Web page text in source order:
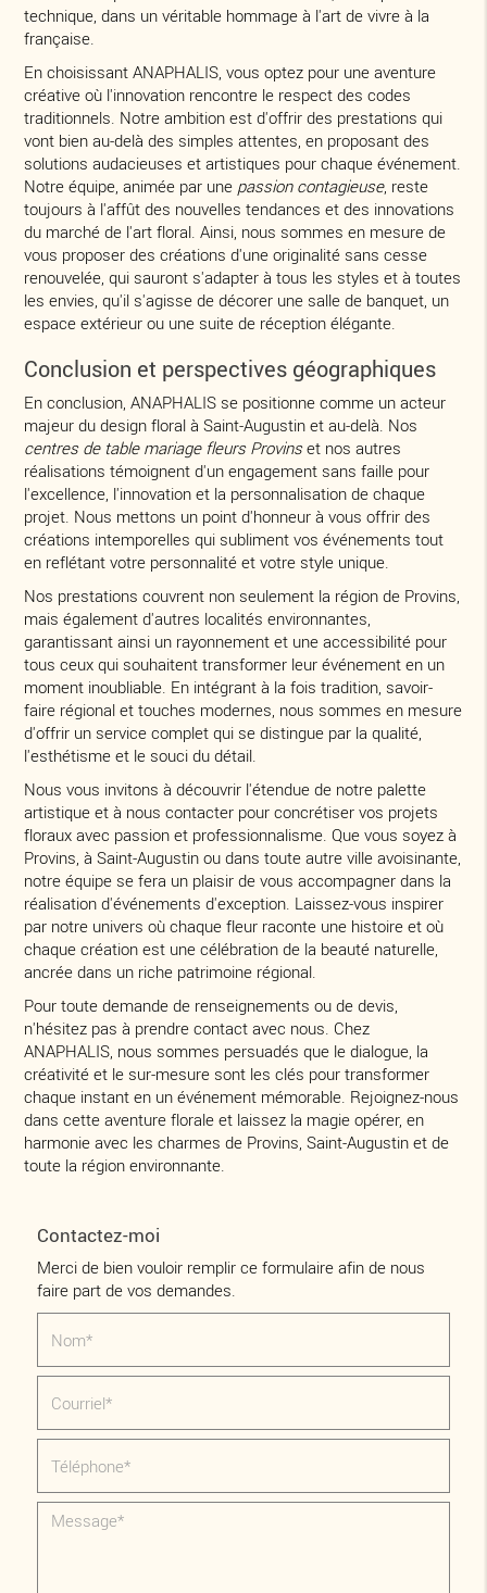
technique, dans un véritable hommage à l'art de vivre à la
française.
En choisissant ANAPHALIS, vous optez pour une aventure
créative où l'innovation rencontre le respect des codes
traditionnels. Notre ambition est d'offrir des prestations qui
vont bien au-delà des simples attentes, en proposant des
solutions audacieuses et artistiques pour chaque événement.
Notre équipe, animée par une passion contagieuse, reste
toujours à l'affût des nouvelles tendances et des innovations
du marché de l'art floral. Ainsi, nous sommes en mesure de
vous proposer des créations d'une originalité sans cesse
renouvelée, qui sauront s'adapter à tous les styles et à toutes
les envies, qu'il s'agisse de décorer une salle de banquet, un
espace extérieur ou une suite de réception élégante.
Conclusion et perspectives géographiques
En conclusion, ANAPHALIS se positionne comme un acteur
majeur du design floral à Saint-Augustin et au-delà. Nos
centres de table mariage fleurs Provinset nos autres
réalisations témoignent d'un engagement sans faille pour
l'excellence, l'innovation et la personnalisation de chaque
projet. Nous mettons un point d'honneur à vous offrir des
créations intemporelles qui subliment vos événements tout
en reflétant votre personnalité et votre style unique.
Nos prestations couvrent non seulement la région de Provins,
mais également d'autres localités environnantes,
garantissant ainsi un rayonnement et une accessibilité pour
tous ceux qui souhaitent transformer leur événement en un
moment inoubliable. En intégrant à la fois tradition, savoir-
faire régional et touches modernes, nous sommes en mesure
d'offrir un service complet qui se distingue par la qualité,
l'esthétisme et le souci du détail.
Nous vous invitons à découvrir l'étendue de notre palette
artistique et à nous contacter pour concrétiser vos projets
floraux avec passion et professionnalisme. Que vous soyez à
Provins, à Saint-Augustin ou dans toute autre ville avoisinante,
notre équipe se fera un plaisir de vous accompagner dans la
réalisation d'événements d'exception. Laissez-vous inspirer
par notre univers où chaque fleur raconte une histoire et où
chaque création est une célébration de la beauté naturelle,
ancrée dans un riche patrimoine régional.
Pour toute demande de renseignements ou de devis,
n'hésitez pas à prendre contact avec nous. Chez
ANAPHALIS, nous sommes persuadés que le dialogue, la
créativité et le sur-mesure sont les clés pour transformer
chaque instant en un événement mémorable. Rejoignez-nous
dans cette aventure florale et laissez la magie opérer, en
harmonie avec les charmes de Provins, Saint-Augustin et de
toute la région environnante.
Contactez-moi
Merci de bien vouloir remplir ce formulaire afin de nous
faire part de vos demandes.